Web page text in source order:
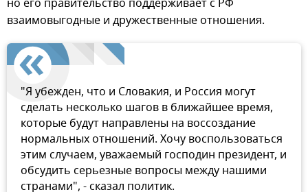
взаимовыгодные и дружественные отношения.
"Я убежден, что и Словакия, и Россия могут
сделать несколько шагов в ближайшее время,
которые будут направлены на воссоздание
нормальных отношений. Хочу воспользоваться
этим случаем, уважаемый господин президент, и
обсудить серьезные вопросы между нашими
странами", - сказал политик.